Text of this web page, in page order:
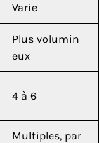
Varie
Plus volumin
eux
4 à 6
Multiples, par